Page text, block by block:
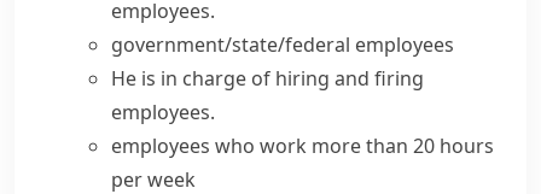
employees.
government/state/federal employees
He is in charge of hiring and firing
employees.
employees who work more than 20 hours
per week